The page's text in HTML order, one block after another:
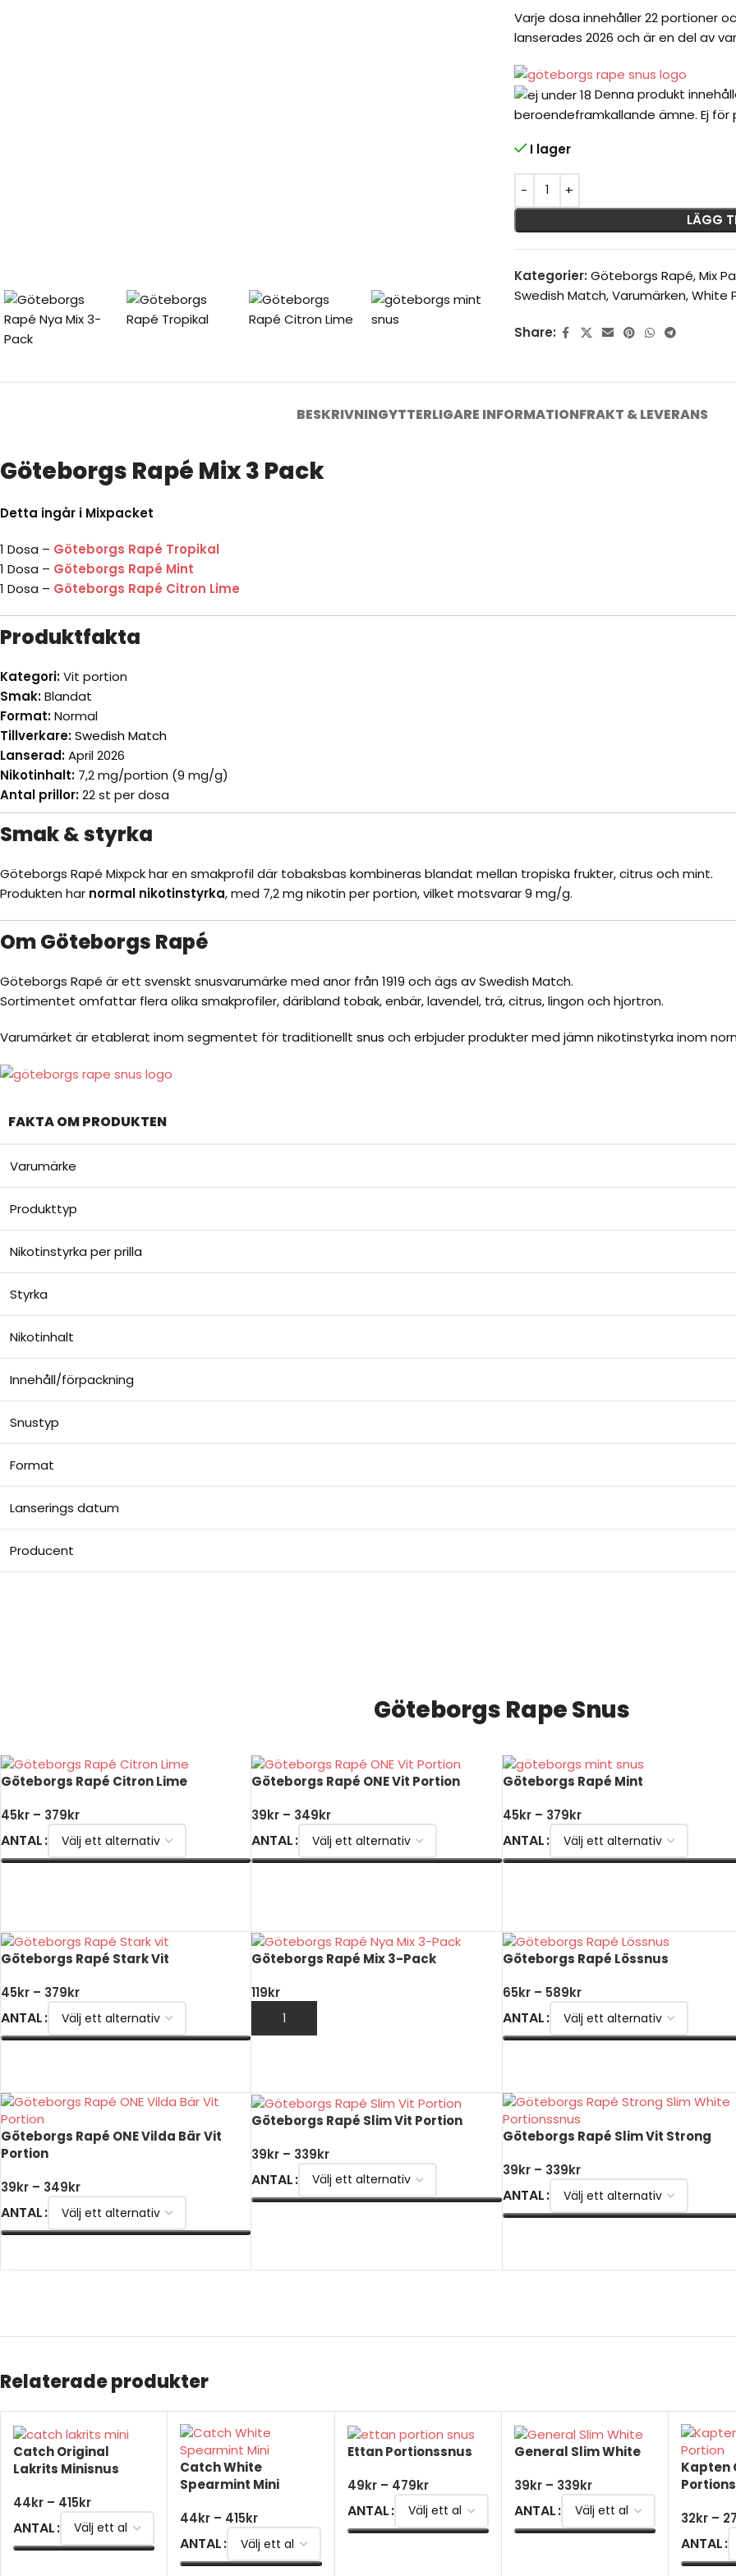
Varje dosa innehåller 22 portioner
lanserades 2026 och är en del av
Denna produkt
beroendeframkallande ämne. Ej för
I lager
LÄGG
Kategorier: Göteborgs Rapé,Mix
Swedish Match,Varumärken,White
Share:
BESKRIVNINGYTTERLIGARE INFORMATIONFRAKT & LEVERANS
Göteborgs Rapé Mix 3 Pack
Detta ingår i Mixpacket
1 Dosa – Göteborgs Rapé Tropikal
1 Dosa – Göteborgs Rapé Mint
1 Dosa – Göteborgs Rapé Citron Lime
Produktfakta
Kategori:Vit portion
Smak:Blandat
Format:Normal
Tillverkare:Swedish Match
Lanserad:April 2026
Nikotinhalt: 7,2 mg/portion (9 mg/g)
Antal prillor:22 st per dosa
Smak & styrka
Göteborgs Rapé Mixpck har en smakprofil där tobaksbas kombineras blandat mellan tropiska frukter, citrus och mint.
Produkten har normal nikotinstyrka, med 7,2 mg nikotin per portion, vilket motsvarar 9 mg/g.
Om Göteborgs Rapé
Göteborgs Rapé är ett svenskt snusvarumärke med anor från 1919 och ägs av Swedish Match.
Sortimentet omfattar flera olika smakprofiler, däribland tobak, enbär, lavendel, trä, citrus, lingon och hjortron.
Varumärket är etablerat inom segmentet för traditionellt snus och erbjuder produkter med jämn nikotinstyrka inom
FAKTA OM PRODUKTEN
Varumärke
Produkttyp
Nikotinstyrka per prilla
Styrka
Nikotinhalt
Innehåll/förpackning
Snustyp
Format
Lanserings datum
Producent
Göteborgs Rape Snus
Göteborgs Rapé Citron Lime
45kr – 379kr
ANTAL
Göteborgs Rapé ONE Vit Portion
39kr – 349kr
ANTAL
Göteborgs Rapé Mint
45kr – 379kr
ANTAL
Göteborgs Rapé Stark Vit
45kr – 379kr
ANTAL
Göteborgs Rapé Mix 3-Pack
119kr
LÄGG TILL I VARUKORG
Göteborgs Rapé Lössnus
65kr – 589kr
ANTAL
Göteborgs Rapé ONE Vilda Bär Vit
Portion
39kr – 349kr
ANTAL
Göteborgs Rapé Slim Vit Portion
39kr – 339kr
ANTAL
Göteborgs Rapé Slim Vit Strong
39kr – 339kr
ANTAL
Relaterade produkter
Catch Original
Lakrits Minisnus
44kr – 415kr
ANTAL
Catch White
Spearmint Mini
44kr – 415kr
ANTAL
Ettan Portionssnus
49kr – 479kr
ANTAL
General Slim White
39kr – 339kr
ANTAL
Kapten
32kr –
ANTAL